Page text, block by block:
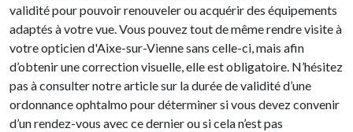
validité pour pouvoir renouveler ou acquérir des équipements
adaptés à votre vue. Vous pouvez tout de même rendre visite à
votre opticien d'Aixe-sur-Vienne sans celle-ci, mais afin
d’obtenir une correction visuelle, elle est obligatoire. N’hésitez
pas à consulter notre article sur la durée de validité d’une
ordonnance ophtalmo pour déterminer si vous devez convenir
d’un rendez-vous avec ce dernier ou si cela n’est pas